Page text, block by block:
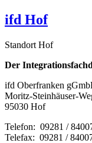
ifd Hof
Standort Hof
Der
ifd Oberfranken
Moritz-Steinhäuser-
95030 Hof
Telefon: 09281 /
Telefax: 09281 /